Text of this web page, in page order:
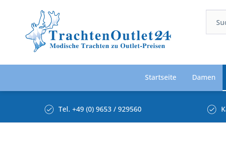
Startseite Damen
Tel. +49 (0) 9653 / 929560